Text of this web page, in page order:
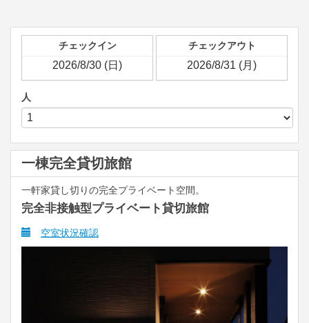
チェックイン チェックアウト
人
一棟完全貸切旅館
一軒家貸し切りの完全プライベート空間。
完全非接触型プライベート貸切旅館
空室状況確認